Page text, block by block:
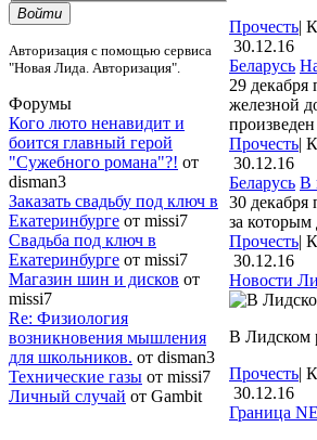
Войти
Авторизация с помощью сервиса
"Новая Лида. Авторизация".
Форумы
Кого люто ненавидит и
боится главный герой
"Сужебного романа"?! от
disman3
Заказать свадьбу под ключ в
Екатеринбурге от missi7
Cвадьба под ключ в
Екатеринбурге от missi7
Магазин шин и дисков от
missi7
Re: Физиология
возникновения мышления
для школьников. от disman3
Технические газы от missi7
Личный случай от Gambit
Прочесть|
30.12.16
Беларусь
29 декабря
железной
Прочесть|
30.12.16
Беларусь В
30 декабря
за которым
Прочесть|
30.12.16
Новости
В Лидском
Прочесть|
30.12.16
Граница